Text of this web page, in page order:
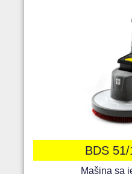
BDS
Mašina sa